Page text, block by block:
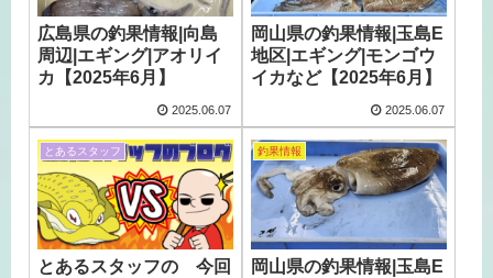
広島県の釣果情報|向島
周辺|エギング|アオリイ
カ【2025年6月】
2025.06.07
岡山県の釣果情報|玉島E
地区|エギング|モンゴウ
イカなど【2025年6月】
2025.06.07
とあるスタッフ
とあるスタッフの 今回
釣果情報
岡山県の釣果情報|玉島E